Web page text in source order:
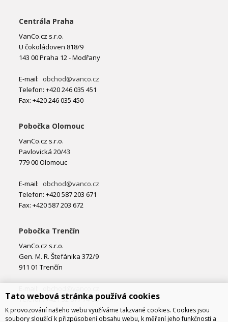
Centrála Praha
VanCo.cz s.r.o.
U čokoládoven 818/9
143 00 Praha 12 - Modřany
E-mail: obchod@vanco.cz
Telefon: +420 246 035 451
Fax: +420 246 035 450
Pobočka Olomouc
VanCo.cz s.r.o.
Pavlovická 20/43
779 00 Olomouc
E-mail: obchod@vanco.cz
Telefon: +420 587 203 671
Fax: +420 587 203 672
Pobočka Trenčín
VanCo.cz s.r.o.
Gen. M. R. Štefánika 372/9
911 01 Trenčín
Telefon: +421 32 877 74 02
Tato webová stránka používá cookies
K provozování našeho webu využíváme takzvané cookies. Cookies jsou
soubory sloužící k přizpůsobení obsahu webu, k měření jeho funkčnosti a